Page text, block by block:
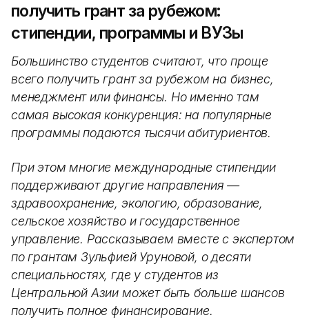
получить грант за рубежом:
стипендии, программы и ВУЗы
Большинство студентов считают, что проще
всего получить грант за рубежом на бизнес,
менеджмент или финансы. Но именно там
самая высокая конкуренция: на популярные
программы подаются тысячи абитуриентов.
При этом многие международные стипендии
поддерживают другие направления —
здравоохранение, экологию, образование,
сельское хозяйство и государственное
управление. Рассказываем вместе с экспертом
по грантам Зульфией Уруновой, о десяти
специальностях, где у студентов из
Центральной Азии может быть больше шансов
получить полное финансирование.